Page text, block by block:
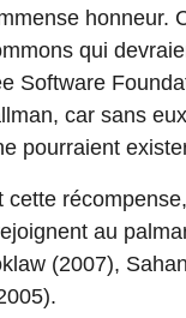
honneur.
qui
Software
car sans
pourraient
cette
au
(2007),